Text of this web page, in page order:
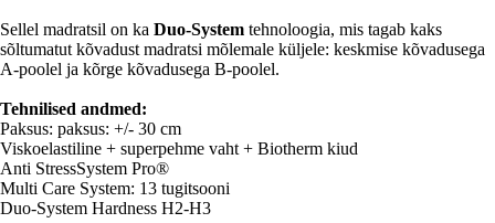
Sellel madratsil on ka Duo-System tehnoloogia, mis tagab kaks
sõltumatut kõvadust madratsi mõlemale küljele: keskmise kõvadusega
A-poolel ja kõrge kõvadusega B-poolel.
Tehnilised andmed:
Paksus: paksus: +/- 30 cm
Viskoelastiline + superpehme vaht + Biotherm kiud
Anti StressSystem Pro®
Multi Care System: 13 tugitsooni
Duo-System Hardness H2-H3